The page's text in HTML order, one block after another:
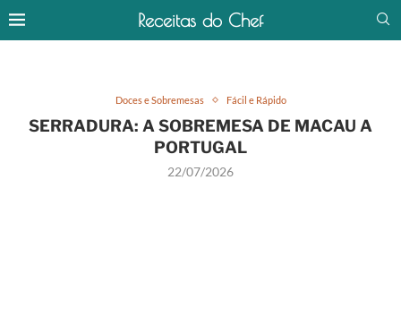
Receitas do Chef
Doces e Sobremesas Fácil e Rápido
SERRADURA: A SOBREMESA DE MACAU A
PORTUGAL
22/07/2026